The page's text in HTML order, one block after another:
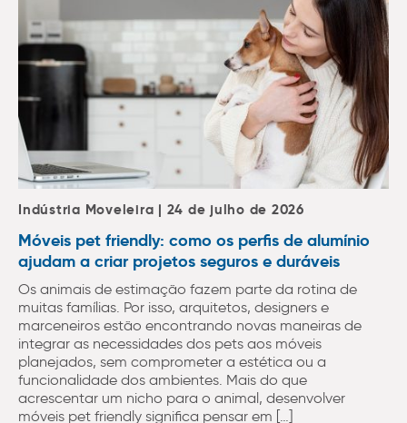
Indústria Moveleira | 24 de julho de 2026
Móveis pet friendly: como os perfis de alumínio
ajudam a criar projetos seguros e duráveis
Os animais de estimação fazem parte da rotina de
muitas famílias. Por isso, arquitetos, designers e
marceneiros estão encontrando novas maneiras de
integrar as necessidades dos pets aos móveis
planejados, sem comprometer a estética ou a
funcionalidade dos ambientes. Mais do que
acrescentar um nicho para o animal, desenvolver
móveis pet friendly significa pensar em […]